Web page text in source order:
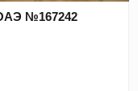
№167242